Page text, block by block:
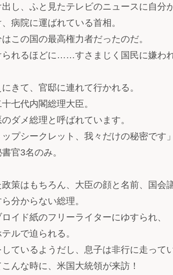
し、ふと見たテレビのニュースに自分
病院に運ばれている首相。
この国の最高権力者だったのだ。
れるほどに……すさまじく国民に嫌わ
きて、官邸に連れて行かれる。
七代内閣総理大臣。
ダメ総理と呼ばれています。
プシークレット、我々だけの秘密です」
官3名のみ。
策はもちろん、大臣の顔と名前、国会
分からない総理。
イド紙のフリーライターにゆすられ、
ルで迫られる。
ているようだし、息子は非行に走って
んな時に、米国大統領が来訪！